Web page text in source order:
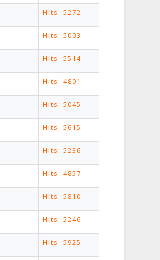
Hits: 5272
Hits: 5003
Hits: 5514
Hits: 4801
Hits: 5045
Hits: 5615
Hits: 5236
Hits: 4857
Hits: 5810
Hits: 5246
Hits: 5925